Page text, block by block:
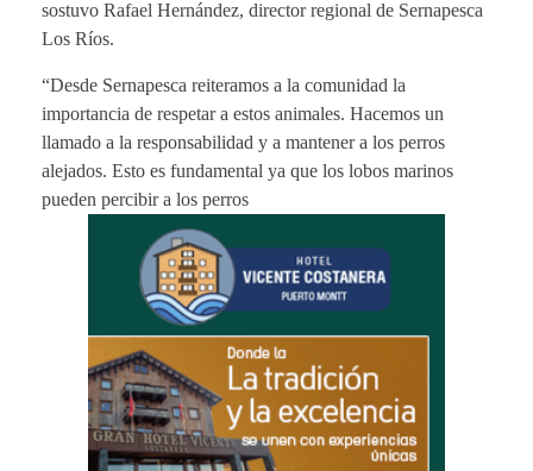
sostuvo Rafael Hernández, director regional de Sernapesca
Los Ríos.
“Desde Sernapesca reiteramos a la comunidad la
importancia de respetar a estos animales. Hacemos un
llamado a la responsabilidad y a mantener a los perros
alejados. Esto es fundamental ya que los lobos marinos
pueden percibir a los perros